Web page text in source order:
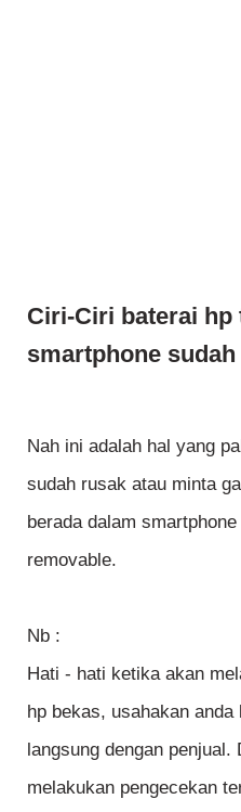
Ciri-Ciri baterai hp
smartphone
Nah ini adalah hal yang
sudah rusak atau minta
berada dalam
removable.
Nb :
Hati - hati ketika akan
hp bekas, usahakan
langsung dengan penjual.
melakukan pengecekan